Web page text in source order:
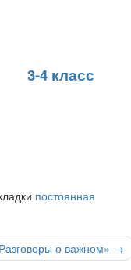
3-4 класс
постоянная
о важном» →